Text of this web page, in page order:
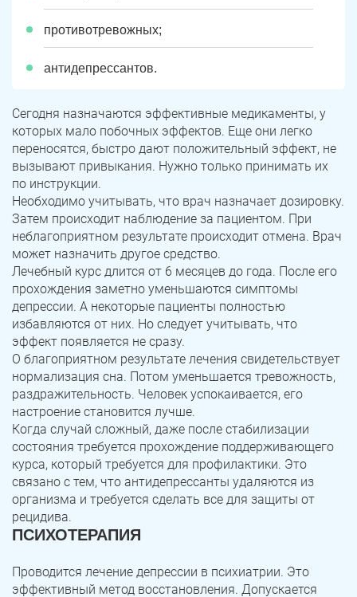
противотревожных;
антидепрессантов.
Сегодня назначаются эффективные медикаменты, у
которых мало побочных эффектов. Еще они легко
переносятся, быстро дают положительный эффект, не
вызывают привыкания. Нужно только принимать их
по инструкции.
Необходимо учитывать, что врач назначает дозировку.
Затем происходит наблюдение за пациентом. При
неблагоприятном результате происходит отмена. Врач
может назначить другое средство.
Лечебный курс длится от 6 месяцев до года. После его
прохождения заметно уменьшаются симптомы
депрессии. А некоторые пациенты полностью
избавляются от них. Но следует учитывать, что
эффект появляется не сразу.
О благоприятном результате лечения свидетельствует
нормализация сна. Потом уменьшается тревожность,
раздражительность. Человек успокаивается, его
настроение становится лучше.
Когда случай сложный, даже после стабилизации
состояния требуется прохождение поддерживающего
курса, который требуется для профилактики. Это
связано с тем, что антидепрессанты удаляются из
организма и требуется сделать все для защиты от
рецидива.
ПСИХОТЕРАПИЯ
Проводится лечение депрессии в психиатрии. Это
эффективный метод восстановления. Допускается